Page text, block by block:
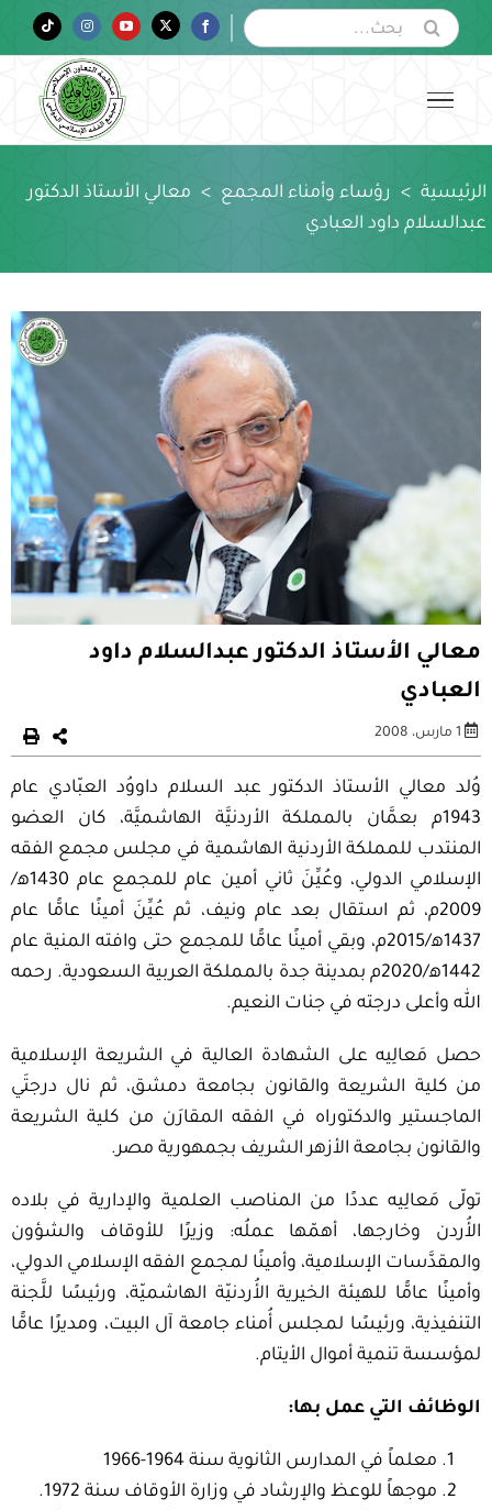
البحث
عن:
Facebook
Twitter
YouTube
Instagram
Tiktok
الرئيسية > رؤساء وأمناء المجمع > معالي الأستاذ الدكتور
عبدالسلام داود العبادي
معالي الأستاذ الدكتور عبدالسلام داود
العبادي
1 مارس، 2008
وُلد معالي الأستاذ الدكتور عبد السلام داووُد العبّادي عام
1943م بعمَّان بالمملكة الأردنيَّة الهاشميَّة، كان العضو
المنتدب للمملكة الأردنية الهاشمية في مجلس مجمع الفقه
الإسلامي الدولي، وعُيِّنَ ثاني أمين عام للمجمع عام 1430ه‍/
2009م، ثم استقال بعد عام ونيف، ثم عُيِّنَ أمينًا عامًّا عام
1437ه‍/2015م، وبقي أمينًا عامًّا للمجمع حتى وافته المنية عام
1442ه‍/2020م بمدينة جدة بالمملكة العربية السعودية. رحمه
الله وأعلى درجته في جنات النعيم.
حصل مَعالِيه على الشهادة العالية في الشريعة الإسلامية
من كلية الشريعة والقانون بجامعة دمشق، ثم نال درجتَي
الماجستير والدكتوراه في الفقه المقارَن من كلية الشريعة
والقانون بجامعة الأزهر الشريف بجمهورية مصر.
تولّى مَعالِيه عددًا من المناصب العلمية والإدارية في بلاده
الأُردن وخارجها، أهمّها عملُه: وزيرًا للأوقاف والشؤون
والمقدَّسات الإسلامية، وأمينًا لمجمع الفقه الإسلامي الدولي،
وأمينًا عامًّا للهيئة الخيرية الأُردنيّة الهاشميّة، ورئيسًا للَّجنة
التنفيذية، ورئيسًا لمجلس أُمناء جامعة آل البيت، ومديرًا عامًّا
لمؤسسة تنمية أموال الأيتام.
الوظائف التي عمل بها:
معلماً في المدارس الثانوية سنة 1964-1966
موجهاً للوعظ والإرشاد في وزارة الأوقاف سنة 1972.